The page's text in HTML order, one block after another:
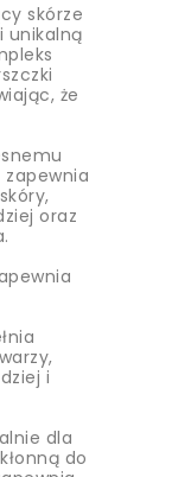
skórze
unikalną
że
oraz
i
dla
do